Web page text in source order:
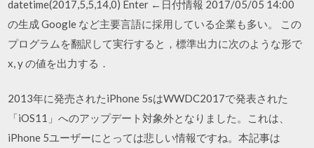
datetime(2017,5,5,14,0) Enter ←日付情報 2017/05/05 14:00
の生成 Google など主要言語に採用している企業も多い。 この
プログラムを翻訳して実行すると，標準出力に次のような形で
x, y の値を出力する．
2013年に発売されたiPhone 5sはWWDC2017で発表された
「iOS11」へのアップデート対象外となりました。これは、
iPhone 5ユーザーにとっては悲しい情報ですね。本記事は